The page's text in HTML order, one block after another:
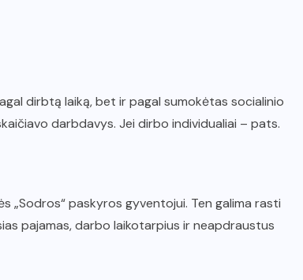
dirbtą laiką, bet ir pagal sumokėtas socialinio
darbdavys. Jei dirbo individualiai – pats.
„Sodros“ paskyros gyventojui. Ten galima rasti
pajamas, darbo laikotarpius ir neapdraustus